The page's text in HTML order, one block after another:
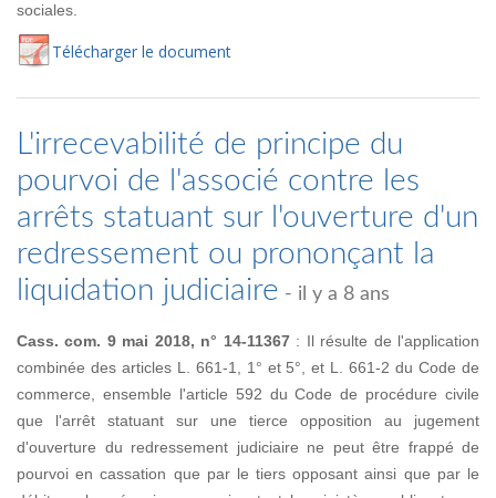
sociales.
Télécharger le document
L'irrecevabilité de principe du
pourvoi de l'associé contre les
arrêts statuant sur l'ouverture d'un
redressement ou prononçant la
liquidation judiciaire - il y a 8 ans
Cass. com. 9 mai 2018, n° 14-11367 : Il résulte de l'application
combinée des articles L. 661-1, 1° et 5°, et L. 661-2 du Code de
commerce, ensemble l'article 592 du Code de procédure civile
que l'arrêt statuant sur une tierce opposition au jugement
d'ouverture du redressement judiciaire ne peut être frappé de
pourvoi en cassation que par le tiers opposant ainsi que par le